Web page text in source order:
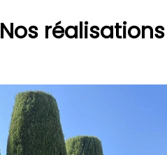
Nos réalisations